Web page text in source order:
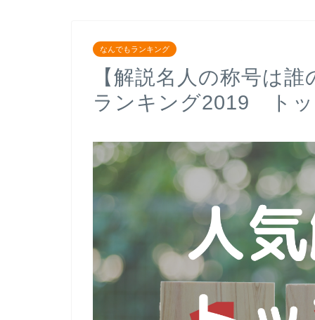
なんでもランキング
【解説名人の称号は
ランキング2019 ト